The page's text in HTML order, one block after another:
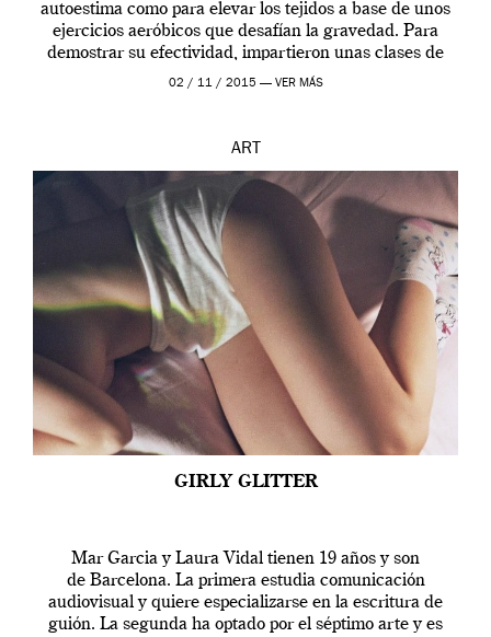
autoestima como para elevar los tejidos a base de unos
ejercicios aeróbicos que desafían la gravedad. Para
demostrar su efectividad, impartieron unas clases de
prueba en el Tate […]
02 / 11 / 2015 — VER MÁS
ART
GIRLY GLITTER
Mar Garcia y Laura Vidal tienen 19 años y son
de Barcelona. La primera estudia comunicación
audiovisual y quiere especializarse en la escritura de
guión. La segunda ha optado por el séptimo arte y es